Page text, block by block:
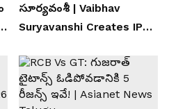
సూర్యవంశీ | Vaibhav
Suryavanshi Creates IPL
Telugu